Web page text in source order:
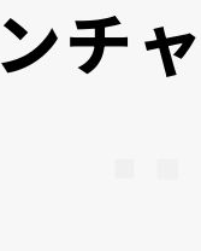
ンチャ